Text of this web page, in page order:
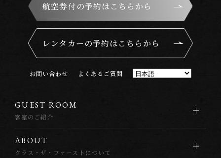
GUEST ROOM
客室のご紹介
ABOUT
クラス・ザ・ファーストについて
航空券付の予約はこちらから
レンタカーの予約はこちらから
お問い合わせ よ く あ る ご質問